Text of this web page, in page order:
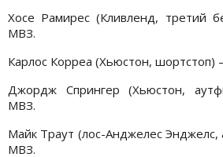
Хосе Рамирес (Кливленд, третий
МВЗ.
Карлос Корреа (Хьюстон,
Джордж Спрингер (Хьюстон,
МВЗ.
Майк Траут (лос-Анджелес
МВЗ.